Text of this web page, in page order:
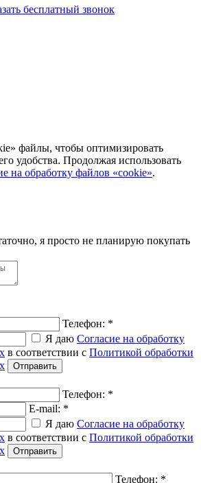
бесплатный звонок
файлы, чтобы оптимизировать
удобства. Продолжая использовать
на обработку файлов «cookie».
я просто не планирую покупать
Телефон: *
Я даю Согласие на обработку
в соответствии с Политикой обработки
Отправить
Телефон: *
E-mail: *
Я даю Согласие на обработку
в соответствии с Политикой обработки
Отправить
Телефон: *